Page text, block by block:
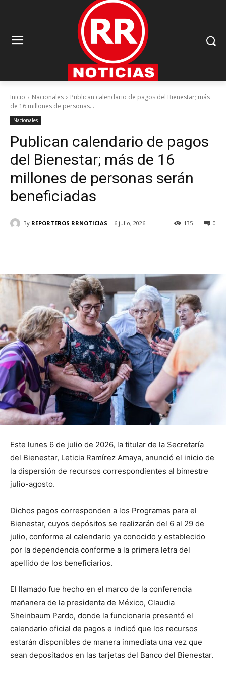
Inicio Nacionales
Publican calendario de pagos del Bienestar; más
de 16 millones de personas...
Nacionales
Publican calendario de pagos
del Bienestar; más de 16
millones de personas serán
beneficiadas
By REPORTEROS RRNOTICIAS 6 julio, 2026 0
135
Este lunes 6 de julio de 2026, la titular de la Secretaría
del Bienestar, Leticia Ramírez Amaya, anunció el inicio de
la dispersión de recursos correspondientes al bimestre
julio-agosto.
Dichos pagos corresponden a los Programas para el
Bienestar, cuyos depósitos se realizarán del 6 al 29 de
julio, conforme al calendario ya conocido y establecido
por la dependencia conforme a la primera letra del
apellido de los beneficiarios.
El llamado fue hecho en el marco de la conferencia
mañanera de la presidenta de México, Claudia
Sheinbaum Pardo, donde la funcionaria presentó el
calendario oficial de pagos e indicó que los recursos
estarán disponibles de manera inmediata una vez que
sean depositados en las tarjetas del Banco del Bienestar.